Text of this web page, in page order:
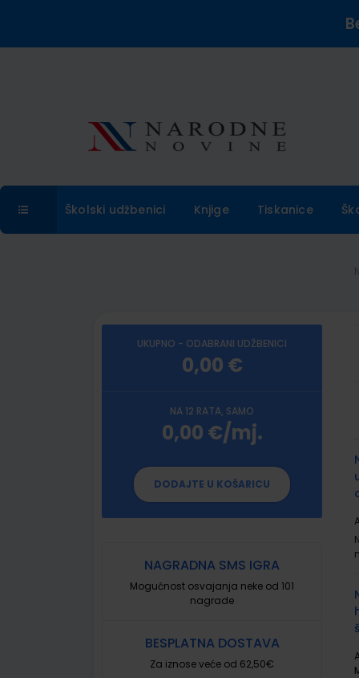
Školski udžbenici Knjige Tiskanice
UKUPNO - ODABRANI UDŽBENICI
0,00 €
NA 12 RATA, SAMO
0,00 €/mj.
DODAJTE U KOŠARICU
NAGRADNA SMS IGRA
Mogućnost osvajanja neke od 101
nagrade
BESPLATNA DOSTAVA
Za iznose veće od 62,50€